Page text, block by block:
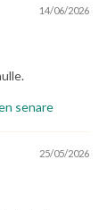
14/06/2026
senare
25/05/2026